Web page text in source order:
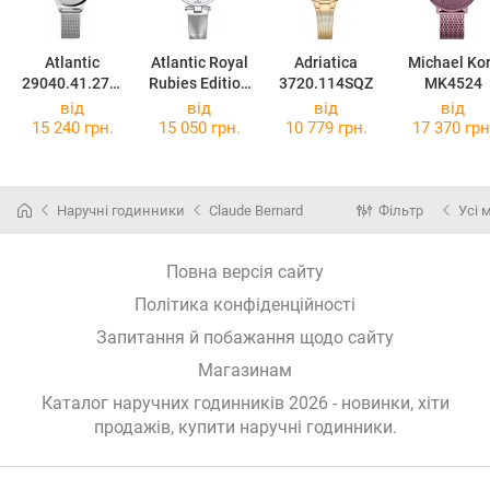
Atlantic
29040.41.27M
B
Atlantic Royal
Rubies Edition
29044.41.09M
B
Adriatica
3720.114SQZ
Michael
MK4524
від
15 240 грн.
від
15 050 грн.
від
10 779 грн.
від
17 370
Наручні годинники Claude Bernard Фільтр Усі
Повна версія сайту
Політика конфіденційності
Запитання й побажання щодо сайту
Магазинам
Каталог наручних годинників 2026 - новинки, хіти
продажів, купити наручні годинники.